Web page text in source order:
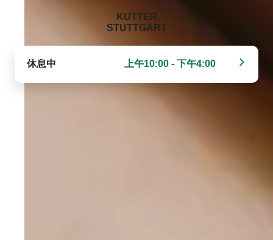
‭KUTTER
STUTTGART‬
休息中 上午10:00 - 下午4:00